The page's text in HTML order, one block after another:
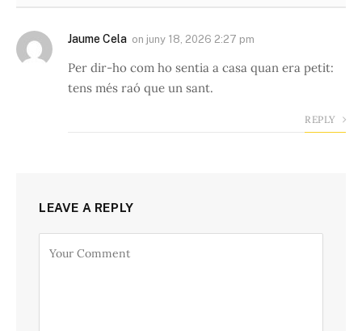
Jaume Cela on juny 18, 2026 2:27 pm
Per dir-ho com ho sentia a casa quan era petit:
tens més raó que un sant.
REPLY
LEAVE A REPLY